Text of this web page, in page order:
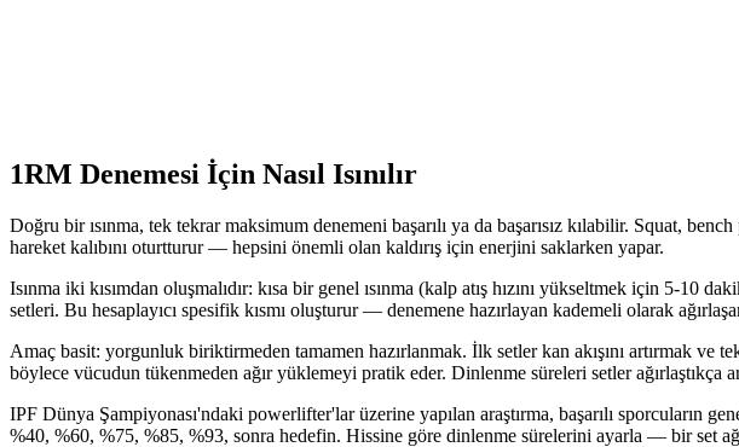
1RM Denemesi İçin Nasıl Isınılır
Doğru bir ısınma, tek tekrar maksimum denemeni başarılı ya da başarısız kılabilir. Squat,
hareket kalıbını oturtturur — hepsini önemli olan kaldırış için enerjini saklarken yapar.
Isınma iki kısımdan oluşmalıdır: kısa bir genel ısınma (kalp atış hızını yükseltmek için 5-10
setleri. Bu hesaplayıcı spesifik kısmı oluşturur — denemene hazırlayan kademeli olarak
Amaç basit: yorgunluk biriktirmeden tamamen hazırlanmak. İlk setler kan akışını artırmak ve
böylece vücudun tükenmeden ağır yüklemeyi pratik eder. Dinlenme süreleri setler
IPF Dünya Şampiyonası'ndaki powerlifter'lar üzerine yapılan araştırma, başarılı sporcuların
%40, %60, %75, %85, %93, sonra hedefin. Hissine göre dinlenme sürelerini ayarla — bir set